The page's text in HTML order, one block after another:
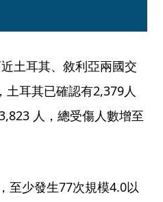
土耳其、敘利亞兩國交
耳其已確認有2,379人
人，總受傷人數增至
至少發生77次規模4.0以